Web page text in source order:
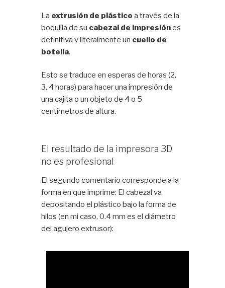
La extrusión de plástico a través de la
boquilla de su cabezal de impresiónes
definitiva y literalmente un cuello de
botella.
Esto se traduce en esperas de horas (2,
3, 4 horas) para hacer una impresión de
una cajita o un objeto de 4 o 5
centímetros de altura.
El resultado de la impresora 3D
no es profesional
El segundo comentario corresponde a la
forma en que imprime: El cabezal va
depositando el plástico bajo la forma de
hilos (en mi caso, 0.4 mm es el diámetro
del agujero extrusor):